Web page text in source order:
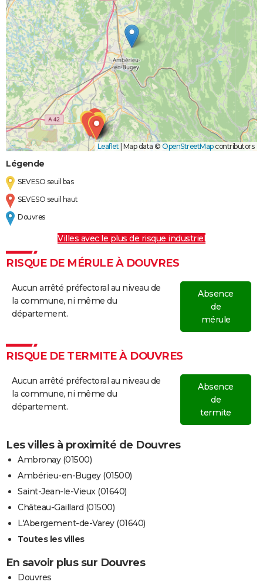
Leaflet Map data © OpenStreetMapcontributors
Légende
SEVESO seuil bas
SEVESO seuil haut
Douvres
Villes avec le plus de risque industriel
RISQUE DE MÉRULE À DOUVRES
Aucun arrêté préfectoral au niveau de
la commune, ni même du
département.
Absence
de
mérule
RISQUE DE TERMITE À DOUVRES
Aucun arrêté préfectoral au niveau de
la commune, ni même du
département.
Absence
de
termite
Les villes à proximité de Douvres
Ambronay (01500)
Ambérieu-en-Bugey (01500)
Saint-Jean-le-Vieux (01640)
Château-Gaillard (01500)
L'Abergement-de-Varey (01640)
Toutes les villes
En savoir plus sur Douvres
Douvres